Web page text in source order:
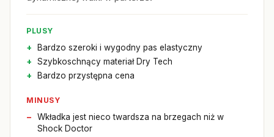
PLUSY
Bardzo szeroki i wygodny pas elastyczny
Szybkoschnący materiał Dry Tech
Bardzo przystępna cena
MINUSY
Wkładka jest nieco twardsza na brzegach niż w
Shock Doctor